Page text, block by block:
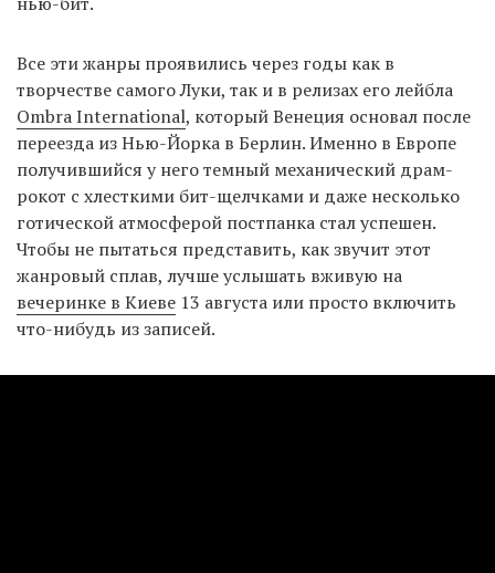
Все эти жанры проявились через годы как в
творчестве самого Луки, так и в релизах его лейбла
Ombra International, который Венеция основал после
переезда из Нью-Йорка в Берлин. Именно в Европе
получившийся у него темный механический драм-
рокот с хлесткими бит-щелчками и даже несколько
готической атмосферой постпанка стал успешен.
Чтобы не пытаться представить, как звучит этот
жанровый сплав, лучше услышать вживую на
вечеринке в Киеве 13 августа или просто включить
что-нибудь из записей.